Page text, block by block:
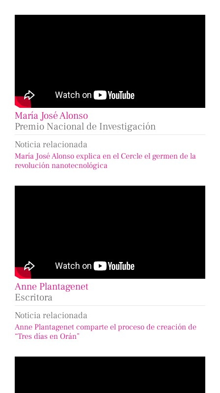
María José Alonso
Premio Nacional de Investigación
Noticia relacionada
María José Alonso explica en el Cercle el germen de la
revolución nanotecnológica
Anne Plantagenet
Escritora
Noticia relacionada
Anne Plantagenet comparte el proceso de creación de
“Tres días en Orán”